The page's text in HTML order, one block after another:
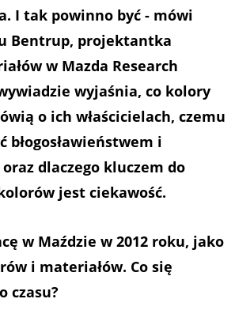
I tak powinno być - mówi
Bentrup, projektantka
w Mazda Research
wyjaśnia, co kolory
o ich właścicielach, czemu
błogosławieństwem i
dlaczego kluczem do
jest ciekawość.
w Maździe w 2012 roku, jako
i materiałów. Co się
czasu?